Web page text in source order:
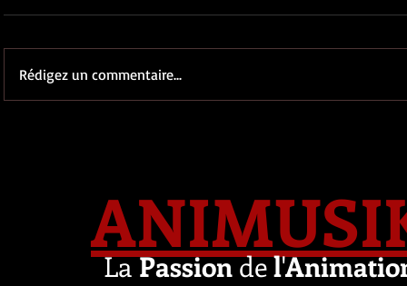
Rédigez un commentaire...
LaPassiondel'